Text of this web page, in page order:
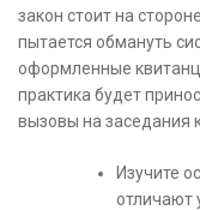
закон стоит на
пытается обмануть
оформленные
практика будет
вызовы на заседания
Изучите
отличают